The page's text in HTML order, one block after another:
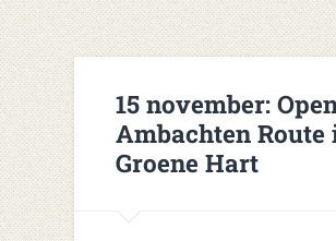
15 november:
Ambachten Route
Groene Hart